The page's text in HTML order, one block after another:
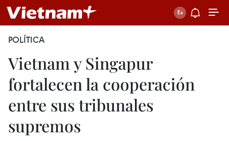
POLÍTICA
Vietnam y Singapur
fortalecen la cooperación
entre sus tribunales
supremos